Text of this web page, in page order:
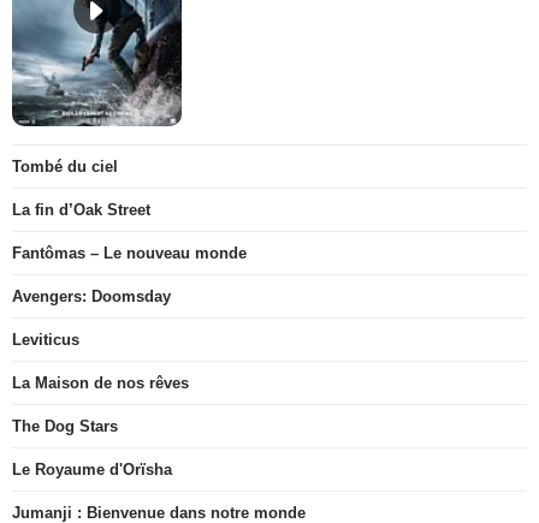
Tombé du ciel
La fin d’Oak Street
Fantômas – Le nouveau monde
Avengers: Doomsday
Leviticus
La Maison de nos rêves
The Dog Stars
Le Royaume d'Orïsha
Jumanji : Bienvenue dans notre monde